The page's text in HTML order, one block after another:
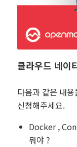
클라우드 네이
다음과 같은 내
신청해주세요.
Docker ,
뭐야 ?